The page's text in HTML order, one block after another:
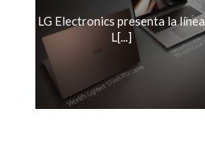
LG Electronics presenta la línea
L[...]